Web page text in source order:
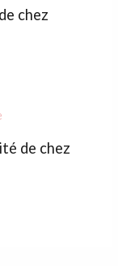
chez
de chez